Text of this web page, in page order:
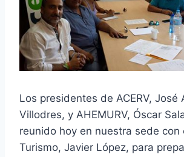
Los presidentes de ACERV, José
Villodres, y AHEMURV, Óscar
reunido hoy en nuestra sede con
Turismo, Javier López, para